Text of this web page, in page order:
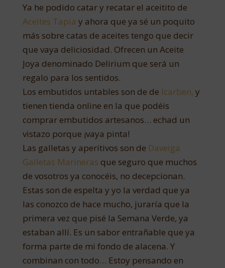
Ya he podido catar y recatar el aceitito de
Aceites Tapia y ahora que ya sé un poquito
más sobre catas de aceites tengo que decir
que vaya deliciosidad. Ofrecen un Aceite
Joya denominado Delirium que será un
regalo para los sentidos.
Los embutidos untables son de de Icarben, y
tienen tienda online en la que podéis
comprar embutidos artesanos… echad un
vistazo porque ¡vaya pinta!
Las galletas y aperitivos son de Daveiga
Galletas Marineras que seguro que muchos
de vosotros ya conocéis, no decepcionan.
Estas son de espelta y yo la verdad que ya
las conozco de hace mucho, juraría que la
primera vez que pisé la Semana Verde, ya
estaban allí. Es un sabor entrañable que ya
forma parte de mi fondo de alacena. Y
combinan con todo… Estoy pensando en